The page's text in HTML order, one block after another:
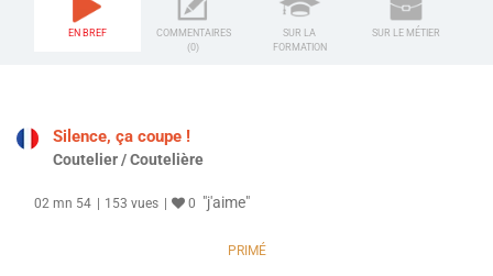
EN BREF
COMMENTAIRES
(0)
SUR LA
FORMATION
SUR LE MÉTIER
Silence, ça coupe !
Coutelier / Coutelière
02 mn 54 153 vues 0 "j'aime"
PRIMÉ